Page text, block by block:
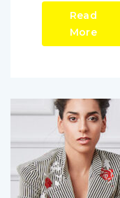
Read
More